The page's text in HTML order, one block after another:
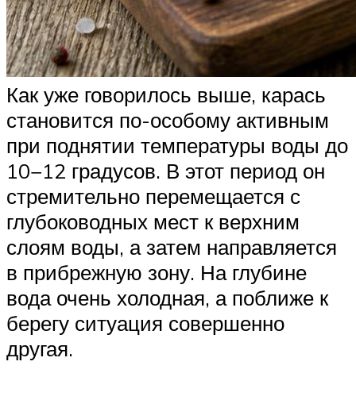
Как уже говорилось выше, карась
становится по-особому активным
при поднятии температуры воды до
10−12 градусов. В этот период он
стремительно перемещается с
глубоководных мест к верхним
слоям воды, а затем направляется
в прибрежную зону. На глубине
вода очень холодная, а поближе к
берегу ситуация совершенно
другая.